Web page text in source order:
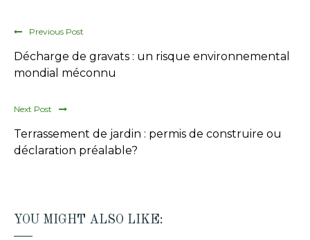
Previous Post
Décharge de gravats : un risque environnemental
mondial méconnu
Next Post
Terrassement de jardin : permis de construire ou
déclaration préalable?
YOU MIGHT ALSO LIKE: